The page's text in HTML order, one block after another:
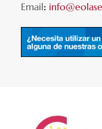
Email: